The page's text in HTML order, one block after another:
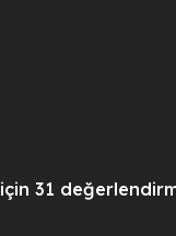
için 31